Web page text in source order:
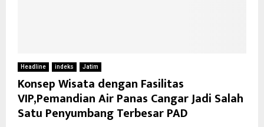
Headline indeks Jatim
Konsep Wisata dengan Fasilitas
VIP,Pemandian Air Panas Cangar Jadi Salah
Satu Penyumbang Terbesar PAD